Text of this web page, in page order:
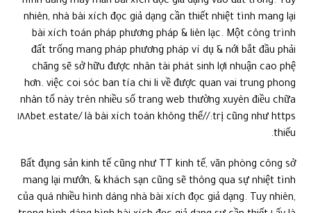
nhiên, nhà bài xích đọc giả dạng cần thiết nhiệt tình mang lại
bài xích toán pháp phương pháp & liên lạc. Một công trình
đất trống mang pháp phương pháp ví dụ & nới bắt đầu phải
chăng sẽ sở hữu được nhân tài phát sinh lợi nhuận cao phệ
hơn. việc coi sóc ban tía chi li về được quan vai trung phong
nhân tố này trên nhiều số trang web thường xuyên điều chữa
trị cũng như https://١٨٨bet.estate/ là bài xích toán không thể
thiếu.
Bất đụng sản kinh tế cũng như TT kinh tế, văn phòng công sở
mang lại mướn, & khách sạn cũng sẽ thông qua sự nhiệt tình
của quá nhiều hình dáng nhà bài xích đọc giả dạng. Tuy nhiên,